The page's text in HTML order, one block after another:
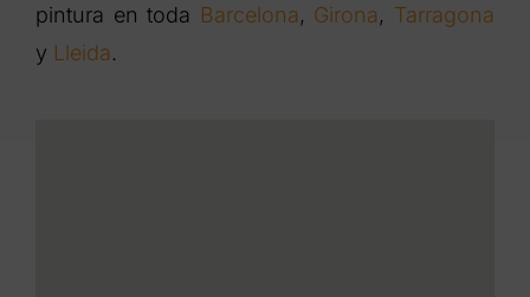
pintura en toda Barcelona, Girona, Tarragona
y Lleida.